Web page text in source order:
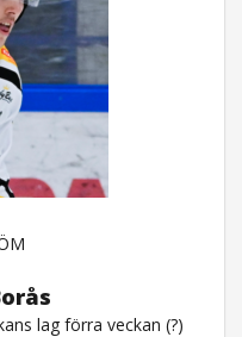
lag förra veckan (?)